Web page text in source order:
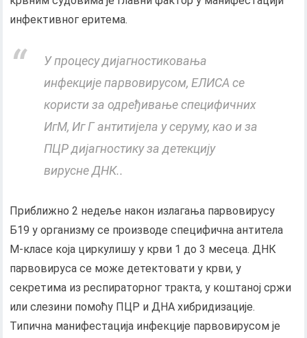
инфективног еритема.
У процесу дијагностиковања
инфекције парвовирусом, ЕЛИСА се
користи за одређивање специфичних
ИгМ, Иг Г антитијела у серуму, као и за
ПЦР дијагностику за детекцију
вирусне ДНК..
Приближно 2 недеље након излагања парвовирусу
Б19 у организму се производе специфична антитела
М-класе која циркулишу у крви 1 до 3 месеца. ДНК
парвовируса се може детектовати у крви, у
секретима из респираторног тракта, у коштаној сржи
или слезини помоћу ПЦР и ДНА хибридизације.
Типична манифестација инфекције парвовирусом је